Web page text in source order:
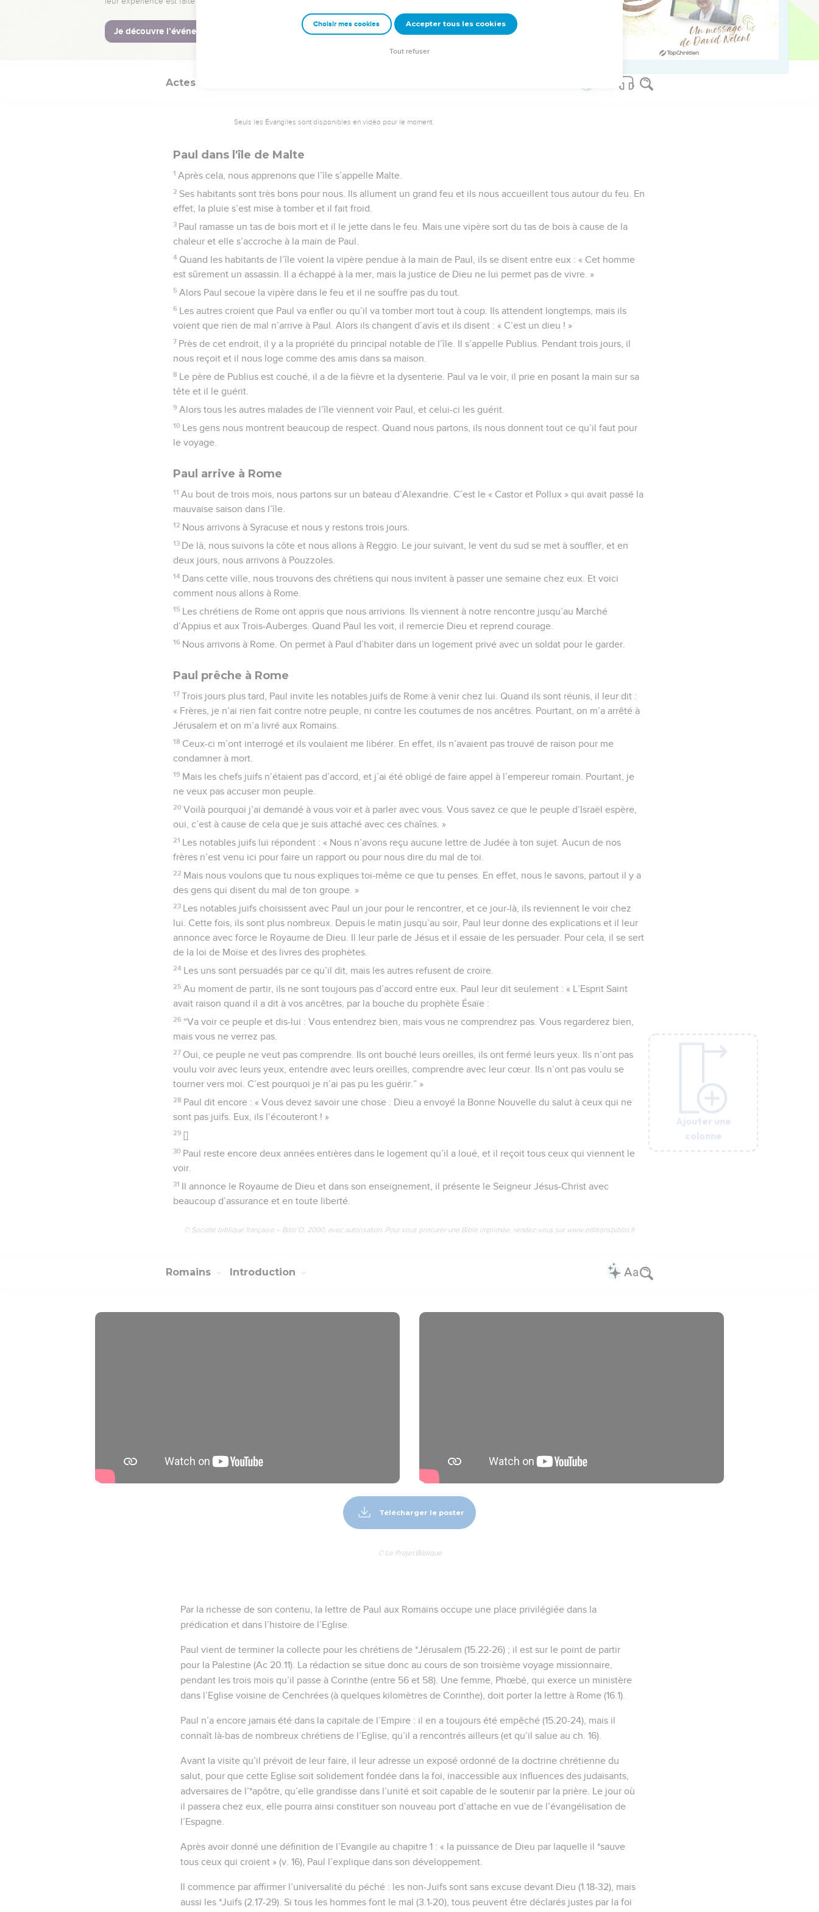
tous sont sauvés.
© Société biblique française – Bibli’O, 2000, avec autorisation. Pour vous procurer une Bible imprimée, rendez-vous sur www.editionsbiblio.fr
Ajouter une
colonne
Actes
Seuls les Évangiles sont disponibles en vidéo pour le moment.
Paul dans l'île de Malte
1 Après cela, nous apprenons que l’île s’appelle Malte.
2 Ses habitants sont très bons pour nous. Ils allument un grand feu et ils nous accueillent tous autour du feu. En
effet, la pluie s’est mise à tomber et il fait froid.
3 Paul ramasse un tas de bois mort et il le jette dans le feu. Mais une vipère sort du tas de bois à cause de la
chaleur et elle s’accroche à la main de Paul.
4 Quand les habitants de l’île voient la vipère pendue à la main de Paul, ils se disent entre eux : « Cet homme
est sûrement un assassin. Il a échappé à la mer, mais la justice de Dieu ne lui permet pas de vivre. »
5 Alors Paul secoue la vipère dans le feu et il ne souffre pas du tout.
6 Les autres croient que Paul va enfler ou qu’il va tomber mort tout à coup. Ils attendent longtemps, mais ils
voient que rien de mal n’arrive à Paul. Alors ils changent d’avis et ils disent : « C’est un dieu ! »
7 Près de cet endroit, il y a la propriété du principal notable de l’île. Il s’appelle Publius. Pendant trois jours, il
nous reçoit et il nous loge comme des amis dans sa maison.
8 Le père de Publius est couché, il a de la fièvre et la dysenterie. Paul va le voir, il prie en posant la main sur sa
tête et il le guérit.
9 Alors tous les autres malades de l’île viennent voir Paul, et celui-ci les guérit.
10 Les gens nous montrent beaucoup de respect. Quand nous partons, ils nous donnent tout ce qu’il faut pour
le voyage.
Paul arrive à Rome
11 Au bout de trois mois, nous partons sur un bateau d’Alexandrie. C’est le « Castor et Pollux » qui avait passé la
mauvaise saison dans l’île.
12 Nous arrivons à Syracuse et nous y restons trois jours.
13 De là, nous suivons la côte et nous allons à Reggio. Le jour suivant, le vent du sud se met à souffler, et en
deux jours, nous arrivons à Pouzzoles.
14 Dans cette ville, nous trouvons des chrétiens qui nous invitent à passer une semaine chez eux. Et voici
comment nous allons à Rome.
15 Les chrétiens de Rome ont appris que nous arrivions. Ils viennent à notre rencontre jusqu’au Marché
d’Appius et aux Trois-Auberges. Quand Paul les voit, il remercie Dieu et reprend courage.
16 Nous arrivons à Rome. On permet à Paul d’habiter dans un logement privé avec un soldat pour le garder.
Paul prêche à Rome
17 Trois jours plus tard, Paul invite les notables juifs de Rome à venir chez lui. Quand ils sont réunis, il leur dit :
« Frères, je n’ai rien fait contre notre peuple, ni contre les coutumes de nos ancêtres. Pourtant, on m’a arrêté à
Jérusalem et on m’a livré aux Romains.
18 Ceux-ci m’ont interrogé et ils voulaient me libérer. En effet, ils n’avaient pas trouvé de raison pour me
condamner à mort.
19 Mais les chefs juifs n’étaient pas d’accord, et j’ai été obligé de faire appel à l’empereur romain. Pourtant, je
ne veux pas accuser mon peuple.
20 Voilà pourquoi j’ai demandé à vous voir et à parler avec vous. Vous savez ce que le peuple d’Israël espère,
oui, c’est à cause de cela que je suis attaché avec ces chaînes. »
21 Les notables juifs lui répondent : « Nous n’avons reçu aucune lettre de Judée à ton sujet. Aucun de nos
frères n’est venu ici pour faire un rapport ou pour nous dire du mal de toi.
22 Mais nous voulons que tu nous expliques toi-même ce que tu penses. En effet, nous le savons, partout il y a
des gens qui disent du mal de ton groupe. »
23 Les notables juifs choisissent avec Paul un jour pour le rencontrer, et ce jour-là, ils reviennent le voir chez
lui. Cette fois, ils sont plus nombreux. Depuis le matin jusqu’au soir, Paul leur donne des explications et il leur
annonce avec force le Royaume de Dieu. Il leur parle de Jésus et il essaie de les persuader. Pour cela, il se sert
de la loi de Moïse et des livres des prophètes.
24 Les uns sont persuadés par ce qu’il dit, mais les autres refusent de croire.
25 Au moment de partir, ils ne sont toujours pas d’accord entre eux. Paul leur dit seulement : « L’Esprit Saint
avait raison quand il a dit à vos ancêtres, par la bouche du prophète Ésaïe :
26 “Va voir ce peuple et dis-lui : Vous entendrez bien, mais vous ne comprendrez pas. Vous regarderez bien,
mais vous ne verrez pas.
27 Oui, ce peuple ne veut pas comprendre. Ils ont bouché leurs oreilles, ils ont fermé leurs yeux. Ils n’ont pas
voulu voir avec leurs yeux, entendre avec leurs oreilles, comprendre avec leur cœur. Ils n’ont pas voulu se
tourner vers moi. C’est pourquoi je n’ai pas pu les guérir.” »
28 Paul dit encore : « Vous devez savoir une chose : Dieu a envoyé la Bonne Nouvelle du salut à ceux qui ne
sont pas juifs. Eux, ils l’écouteront ! »
29 []
30 Paul reste encore deux années entières dans le logement qu’il a loué, et il reçoit tous ceux qui viennent le
voir.
31 Il annonce le Royaume de Dieu et dans son enseignement, il présente le Seigneur Jésus-Christ avec
beaucoup d’assurance et en toute liberté.
© Société biblique française – Bibli’O, 2000, avec autorisation. Pour vous procurer une Bible imprimée, rendez-vous sur www.editionsbiblio.fr
Ajouter une
colonne
Romains Introduction
Télécharger le poster
© Le Projet Biblique
Par la richesse de son contenu, la lettre de Paul aux Romains occupe une place privilégiée dans la
prédication et dans l’histoire de l’Eglise.
Paul vient de terminer la collecte pour les chrétiens de *Jérusalem (15.22-26) ; il est sur le point de partir
pour la Palestine (Ac 20.11). La rédaction se situe donc au cours de son troisième voyage missionnaire,
pendant les trois mois qu’il passe à Corinthe (entre 56 et 58). Une femme, Phœbé, qui exerce un ministère
dans l’Eglise voisine de Cenchrées (à quelques kilomètres de Corinthe), doit porter la lettre à Rome (16.1).
Paul n’a encore jamais été dans la capitale de l’Empire : il en a toujours été empêché (15.20-24), mais il
connaît là-bas de nombreux chrétiens de l’Eglise, qu’il a rencontrés ailleurs (et qu’il salue au ch. 16).
Avant la visite qu’il prévoit de leur faire, il leur adresse un exposé ordonné de la doctrine chrétienne du
salut, pour que cette Eglise soit solidement fondée dans la foi, inaccessible aux influences des judaïsants,
adversaires de l’*apôtre, qu’elle grandisse dans l’unité et soit capable de le soutenir par la prière. Le jour où
il passera chez eux, elle pourra ainsi constituer son nouveau port d’attache en vue de l’évangélisation de
l’Espagne.
Après avoir donné une définition de l’Evangile au chapitre 1 : « la puissance de Dieu par laquelle il *sauve
tous ceux qui croient » (v. 16), Paul l’explique dans son développement.
Il commence par affirmer l’universalité du péché : les non-Juifs sont sans excuse devant Dieu (1.18-32), mais
aussi les *Juifs (2.17-29). Si tous les hommes font le mal (3.1-20), tous peuvent être déclarés justes par la foi
Ajouter une
colonne
Ajouter une
colonne
Ajouter une
colonne
Choisir mes cookies Accepter tous les cookies
Tout refuser